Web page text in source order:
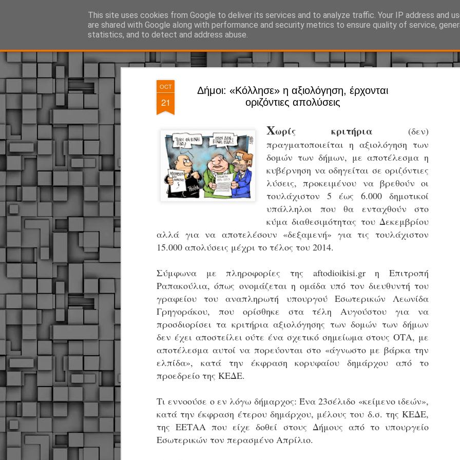
OCT
21
Δήμοι: «Κόλλησε» η αξιολόγηση, έρχονται
οριζόντιες απολύσεις
Χωρίς κριτήρια (δεν)
πραγματοποιείται η αξιολόγηση των
δομών των δήμων, με αποτέλεσμα η
κυβέρνηση να οδηγείται σε οριζόντιες
λύσεις, προκειμένου να βρεθούν οι
τουλάχιστον 5 έως 6.000 δημοτικοί
υπάλληλοι που θα ενταχθούν στο
κύμα διαθεσιμότητας του Δεκεμβρίου
αλλά για να αποτελέσουν «δεξαμενή» για τις τουλάχιστον
15.000 απολύσεις μέχρι το τέλος του 2014.
Σύμφωνα με πληροφορίες της aftodioikisi.gr η Επιτροπή
Ραπακούλια, όπως ονομάζεται η ομάδα υπό τον διευθυντή του
γραφείου του αναπληρωτή υπουργού Εσωτερικών Λεωνίδα
Γρηγοράκου, που ορίσθηκε στα τέλη Αυγούστου για να
προσδιορίσει τα κριτήρια αξιολόγησης των δομών των δήμων
δεν έχει αποστείλει ούτε ένα σχετικό σημείωμα στους ΟΤΑ, με
αποτέλεσμα αυτοί να πορεύονται στο «άγνωστο με βάρκα την
ελπίδα», κατά την έκφραση κορυφαίου δημάρχου από το
προεδρείο της ΚΕΔΕ.
Τι εννοούσε ο εν λόγω δήμαρχος: Ένα 23σέλιδο «κείμενο ιδεών»,
κατά την έκφραση έτερου δημάρχου, μέλους του δ.σ. της ΚΕΔΕ,
της ΕΕΤΑΑ που είχε δοθεί στους Δήμους από το υπουργείο
Εσωτερικών τον περασμένο Απρίλιο.
This site uses cookies from Google to deliver its services and to analyze traffic. Your IP address and
are shared with Google along with performance and security metrics to ensure quality of service,
statistics, and to detect and address abuse.
ΔΗΜΟΤΙΚΗ ΑΣΤΥΝΟΜΙΑ, τα νέα! Ό, τι συμβαίνει γύρω από τη Δημοτική Αστυνομία, την τοπική
JUL
Ξεκινά επίσημα η
Η Δημοτική Αστυνομία
καθώς από την 1η
επιχειρησιακή
παρουσία του Δήμου
χώρους.
Η νέα υπηρεσία θα
εκπαιδευμένους
Στο πλαίσιο της
ολοκαίνουργια
τις περιπολίες και τις
στελεχών της υπηρεσίας.
JUN